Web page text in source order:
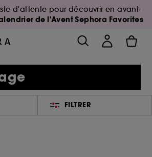
d'attente pour découvrir en avant-
de l'Avent Sephora Favorites
FILTRER